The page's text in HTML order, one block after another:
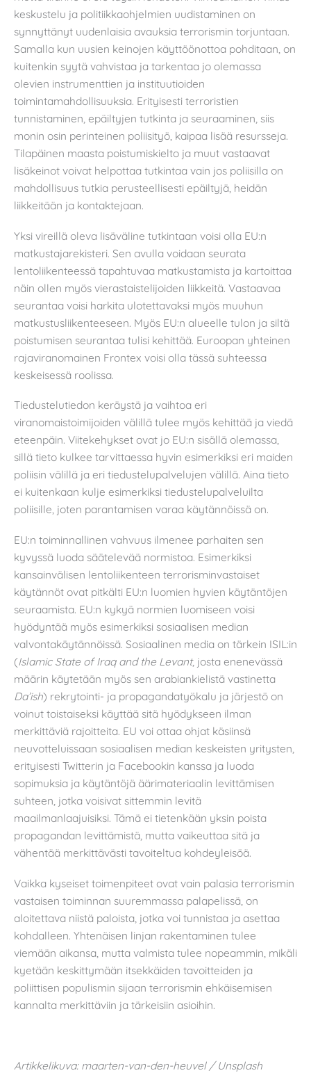
keskustelu ja politiikkaohjelmien uudistaminen on
synnyttänyt uudenlaisia avauksia terrorismin torjuntaan.
Samalla kun uusien keinojen käyttöönottoa pohditaan, on
kuitenkin syytä vahvistaa ja tarkentaa jo olemassa
olevien instrumenttien ja instituutioiden
toimintamahdollisuuksia. Erityisesti terroristien
tunnistaminen, epäiltyjen tutkinta ja seuraaminen, siis
monin osin perinteinen poliisityö, kaipaa lisää resursseja.
Tilapäinen maasta poistumiskielto ja muut vastaavat
lisäkeinot voivat helpottaa tutkintaa vain jos poliisilla on
mahdollisuus tutkia perusteellisesti epäiltyjä, heidän
liikkeitään ja kontaktejaan.
Yksi vireillä oleva lisäväline tutkintaan voisi olla EU:n
matkustajarekisteri. Sen avulla voidaan seurata
lentoliikenteessä tapahtuvaa matkustamista ja kartoittaa
näin ollen myös vierastaistelijoiden liikkeitä. Vastaavaa
seurantaa voisi harkita ulotettavaksi myös muuhun
matkustusliikenteeseen. Myös EU:n alueelle tulon ja siltä
poistumisen seurantaa tulisi kehittää. Euroopan yhteinen
rajaviranomainen Frontex voisi olla tässä suhteessa
keskeisessä roolissa.
Tiedustelutiedon keräystä ja vaihtoa eri
viranomaistoimijoiden välillä tulee myös kehittää ja viedä
eteenpäin. Viitekehykset ovat jo EU:n sisällä olemassa,
sillä tieto kulkee tarvittaessa hyvin esimerkiksi eri maiden
poliisin välillä ja eri tiedustelupalvelujen välillä. Aina tieto
ei kuitenkaan kulje esimerkiksi tiedustelupalveluilta
poliisille, joten parantamisen varaa käytännöissä on.
EU:n toiminnallinen vahvuus ilmenee parhaiten sen
kyvyssä luoda säätelevää normistoa. Esimerkiksi
kansainvälisen lentoliikenteen terrorisminvastaiset
käytännöt ovat pitkälti EU:n luomien hyvien käytäntöjen
seuraamista. EU:n kykyä normien luomiseen voisi
hyödyntää myös esimerkiksi sosiaalisen median
valvontakäytännöissä. Sosiaalinen media on tärkein ISIL:in
(Islamic State of Iraq and the Levant, josta enenevässä
määrin käytetään myös sen arabiankielistä vastinetta
Da’ish) rekrytointi- ja propagandatyökalu ja järjestö on
voinut toistaiseksi käyttää sitä hyödykseen ilman
merkittäviä rajoitteita. EU voi ottaa ohjat käsiinsä
neuvotteluissaan sosiaalisen median keskeisten yritysten,
erityisesti Twitterin ja Facebookin kanssa ja luoda
sopimuksia ja käytäntöjä äärimateriaalin levittämisen
suhteen, jotka voisivat sittemmin levitä
maailmanlaajuisiksi. Tämä ei tietenkään yksin poista
propagandan levittämistä, mutta vaikeuttaa sitä ja
vähentää merkittävästi tavoiteltua kohdeyleisöä.
Vaikka kyseiset toimenpiteet ovat vain palasia terrorismin
vastaisen toiminnan suuremmassa palapelissä, on
aloitettava niistä paloista, jotka voi tunnistaa ja asettaa
kohdalleen. Yhtenäisen linjan rakentaminen tulee
viemään aikansa, mutta valmista tulee nopeammin, mikäli
kyetään keskittymään itsekkäiden tavoitteiden ja
poliittisen populismin sijaan terrorismin ehkäisemisen
kannalta merkittäviin ja tärkeisiin asioihin.
Artikkelikuva: maarten-van-den-heuvel / Unsplash